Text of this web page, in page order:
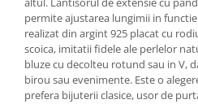
permite ajustarea lungimii in
realizat din argint 925 placat cu
scoica, imitatii fidele ale perlelor
bluze cu decolteu rotund sau in V,
birou sau evenimente. Este o
prefera bijuterii clasice, usor de